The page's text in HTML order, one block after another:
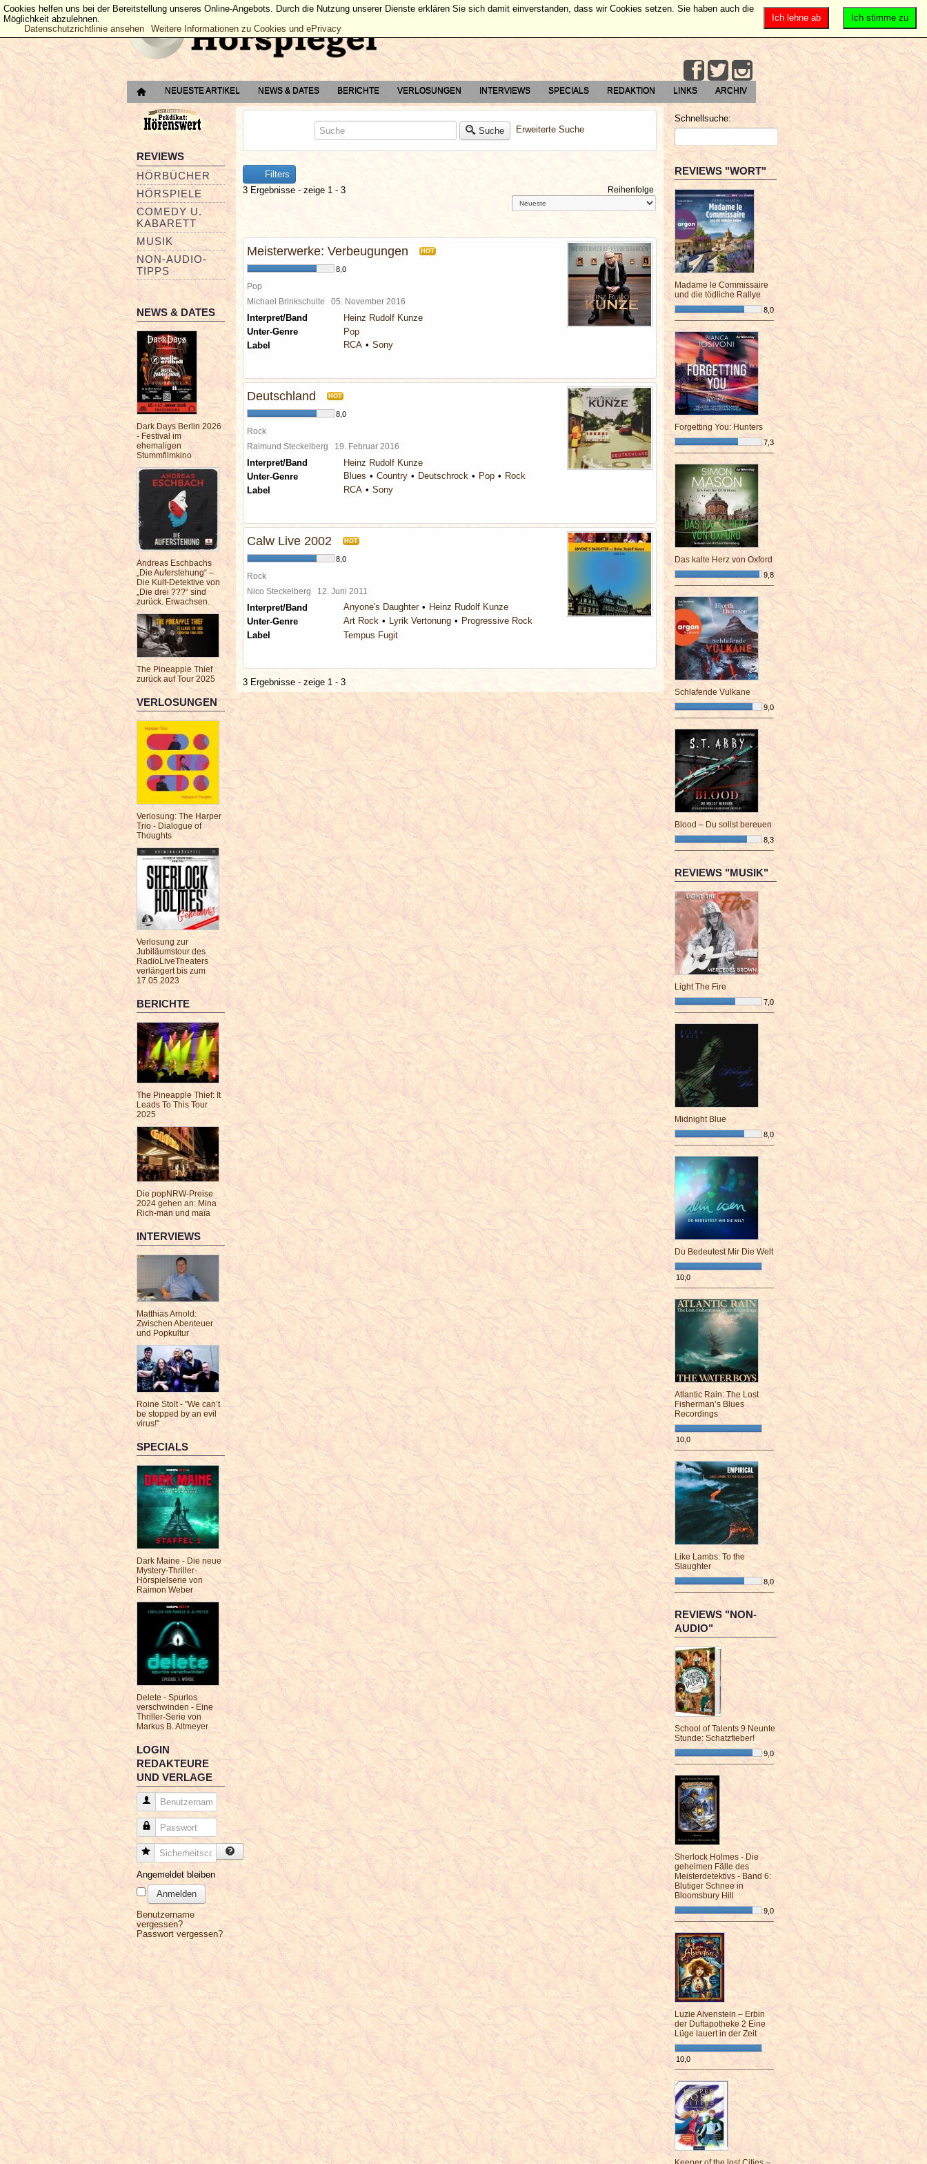
NEUESTE ARTIKEL NEWS & DATES BERICHTE VERLOSUNGEN INTERVIEWS SPECIALS REDAKTION LINKS ARCHIV
REVIEWS
HÖRBÜCHER
HÖRSPIELE
COMEDY U.
KABARETT
MUSIK
NON-AUDIO-
TIPPS
NEWS & DATES
Dark Days Berlin 2026
- Festival im
ehemaligen
Stummfilmkino
Andreas Eschbachs
„Die Auferstehung“ –
Die Kult-Detektive von
„Die drei ???“ sind
zurück. Erwachsen.
The Pineapple Thief
zurück auf Tour 2025
VERLOSUNGEN
Verlosung: The Harper
Trio - Dialogue of
Thoughts
Verlosung zur
Jubiläumstour des
RadioLiveTheaters
verlängert bis zum
17.05.2023
BERICHTE
The Pineapple Thief: It
Leads To This Tour
2025
Die popNRW-Preise
2024 gehen an: Mina
Rich-man und maïa
INTERVIEWS
Matthias Arnold:
Zwischen Abenteuer
und Popkultur
Roine Stolt - "We can’t
be stopped by an evil
virus!"
SPECIALS
Dark Maine - Die neue
Mystery-Thriller-
Hörspielserie von
Raimon Weber
Delete - Spurlos
verschwinden - Eine
Thriller-Serie von
Markus B. Altmeyer
LOGIN
REDAKTEURE
UND VERLAGE
Benutzername
Passwort
Sicherheitscode
Angemeldet bleiben
Anmelden
Benutzername
vergessen?
Passwort vergessen?
Suche Erweiterte Suche
Filters
3 Ergebnisse - zeige 1 - 3
Reihenfolge
Meisterwerke: Verbeugungen HOT
8,0
Pop
Michael Brinkschulte 05. November 2016
Interpret/Band
Heinz Rudolf Kunze
Unter-Genre
Pop
Label
RCA Sony
Deutschland HOT
8,0
Rock
Raimund Steckelberg 19. Februar 2016
Interpret/Band
Heinz Rudolf Kunze
Unter-Genre
Blues Country Deutschrock Pop
Rock
Label
RCA Sony
Calw Live 2002 HOT
8,0
Rock
Nico Steckelberg 12. Juni 2011
Interpret/Band Anyone's Daughter
Heinz Rudolf Kunze
Unter-Genre
Art Rock Lyrik Vertonung
Progressive Rock
Label
Tempus Fugit
3 Ergebnisse - zeige 1 - 3
Schnellsuche:
REVIEWS "WORT"
Madame le Commissaire
und die tödliche Rallye
8,0
¯¯¯¯¯¯¯¯¯¯¯¯¯¯¯¯¯¯¯¯¯¯¯¯
Forgetting You: Hunters
7,3
¯¯¯¯¯¯¯¯¯¯¯¯¯¯¯¯¯¯¯¯¯¯¯¯
Das kalte Herz von Oxford
9,8
¯¯¯¯¯¯¯¯¯¯¯¯¯¯¯¯¯¯¯¯¯¯¯¯
Schlafende Vulkane
9,0
¯¯¯¯¯¯¯¯¯¯¯¯¯¯¯¯¯¯¯¯¯¯¯¯
Blood – Du sollst bereuen
8,3
¯¯¯¯¯¯¯¯¯¯¯¯¯¯¯¯¯¯¯¯¯¯¯¯
REVIEWS "MUSIK"
Light The Fire
7,0
¯¯¯¯¯¯¯¯¯¯¯¯¯¯¯¯¯¯¯¯¯¯¯¯
Midnight Blue
8,0
¯¯¯¯¯¯¯¯¯¯¯¯¯¯¯¯¯¯¯¯¯¯¯¯
Du Bedeutest Mir Die Welt
10,0
¯¯¯¯¯¯¯¯¯¯¯¯¯¯¯¯¯¯¯¯¯¯¯¯
Atlantic Rain: The Lost
Fisherman’s Blues
Recordings
10,0
¯¯¯¯¯¯¯¯¯¯¯¯¯¯¯¯¯¯¯¯¯¯¯¯
Like Lambs: To the
Slaughter
8,0
¯¯¯¯¯¯¯¯¯¯¯¯¯¯¯¯¯¯¯¯¯¯¯¯
REVIEWS "NON-
AUDIO"
School of Talents 9 Neunte
Stunde: Schatzfieber!
9,0
¯¯¯¯¯¯¯¯¯¯¯¯¯¯¯¯¯¯¯¯¯¯¯¯
Sherlock Holmes - Die
geheimen Fälle des
Meisterdetektivs - Band 6:
Blutiger Schnee in
Bloomsbury Hill
9,0
¯¯¯¯¯¯¯¯¯¯¯¯¯¯¯¯¯¯¯¯¯¯¯¯
Luzie Alvenstein – Erbin
der Duftapotheke 2 Eine
Lüge lauert in der Zeit
10,0
¯¯¯¯¯¯¯¯¯¯¯¯¯¯¯¯¯¯¯¯¯¯¯¯
Ich stimme zu
Ich lehne ab
Cookies helfen uns bei der Bereitstellung unseres Online-Angebots. Durch die Nutzung unserer Dienste erklären Sie sich damit einverstanden, dass wir Cookies setzen. Sie haben auch die
Möglichkeit abzulehnen.
Datenschutzrichtlinie ansehen
Weitere Informationen zu Cookies und ePrivacy